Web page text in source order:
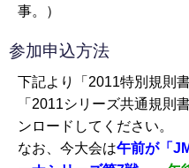
事。）
参加申込方法
下記より「2011特別規則
「2011シリーズ共通規則
ンロードしてください。
なお、今大会は午前が「